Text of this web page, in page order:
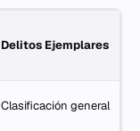
Delitos Ejemplares
Clasificación general